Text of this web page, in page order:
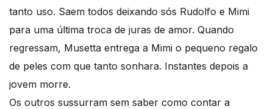
tanto uso. Saem todos deixando sós Rudolfo e Mimi
para uma última troca de juras de amor. Quando
regressam, Musetta entrega a Mimi o pequeno regalo
de peles com que tanto sonhara. Instantes depois a
jovem morre.
Os outros sussurram sem saber como contar a